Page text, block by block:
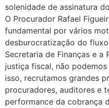
solenidade de assinatura
O Procurador Rafael
fundamental por vários
desburocratização do
Secretaria de Finanças e a
justiça fiscal, não
isso, recrutamos grandes
procuradores, auditores e
performance da cobrança